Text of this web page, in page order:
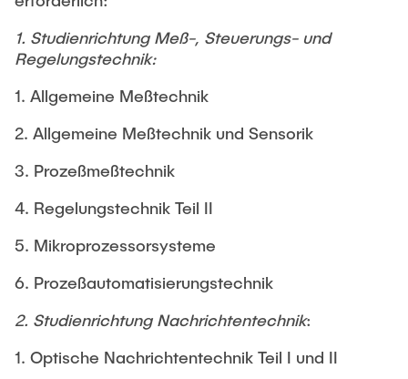
1. Studienrichtung Meß-, Steuerungs- und
Regelungstechnik:
1. Allgemeine Meßtechnik
2. Allgemeine Meßtechnik und Sensorik
3. Prozeßmeßtechnik
4. Regelungstechnik Teil II
5. Mikroprozessorsysteme
6. Prozeßautomatisierungstechnik
2. Studienrichtung Nachrichtentechnik:
1. Optische Nachrichtentechnik Teil I und II